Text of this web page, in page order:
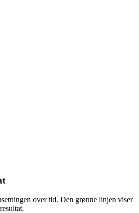
over tid. Den grønne linjen viser